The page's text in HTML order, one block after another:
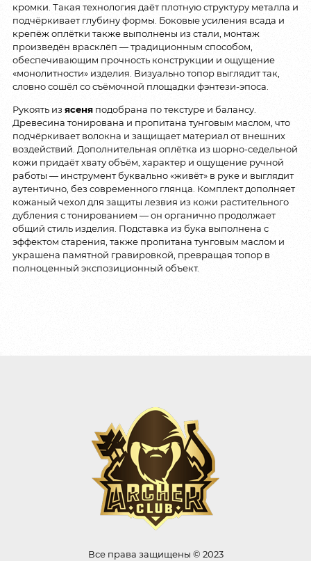
кромки. Такая технология даёт плотную структуру металла и
подчёркивает глубину формы. Боковые усиления всада и
крепёж оплётки также выполнены из стали, монтаж
произведён врасклёп — традиционным способом,
обеспечивающим прочность конструкции и ощущение
«монолитности» изделия. Визуально топор выглядит так,
словно сошёл со съёмочной площадки фэнтези-эпоса.
Рукоять из ясеня подобрана по текстуре и балансу.
Древесина тонирована и пропитана тунговым маслом, что
подчёркивает волокна и защищает материал от внешних
воздействий. Дополнительная оплётка из шорно-седельной
кожи придаёт хвату объём, характер и ощущение ручной
работы — инструмент буквально «живёт» в руке и выглядит
аутентично, без современного глянца. Комплект дополняет
кожаный чехол для защиты лезвия из кожи растительного
дубления с тонированием — он органично продолжает
общий стиль изделия. Подставка из бука выполнена с
эффектом старения, также пропитана тунговым маслом и
украшена памятной гравировкой, превращая топор в
полноценный экспозиционный объект.
Все права защищены © 2023